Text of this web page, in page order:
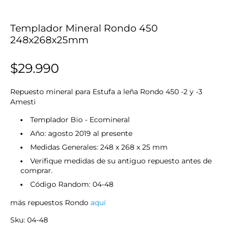
Templador Mineral Rondo 450
248x268x25mm
$29.990
Repuesto mineral para Estufa a leña Rondo 450 -2 y -3
Amesti
Templador Bio - Ecomineral
Año: agosto 2019 al presente
Medidas Generales: 248 x 268 x 25 mm
Verifique medidas de su antiguo repuesto antes de
comprar.
Código Random: 04-48
más repuestos Rondo aquí
Sku: 04-48